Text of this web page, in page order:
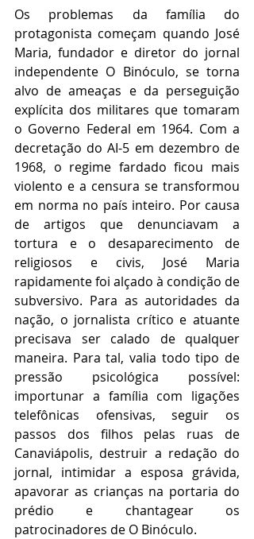
Os problemas da família do
protagonista começam quando José
Maria, fundador e diretor do jornal
independente O Binóculo, se torna
alvo de ameaças e da perseguição
explícita dos militares que tomaram
o Governo Federal em 1964. Com a
decretação do AI-5 em dezembro de
1968, o regime fardado ficou mais
violento e a censura se transformou
em norma no país inteiro. Por causa
de artigos que denunciavam a
tortura e o desaparecimento de
religiosos e civis, José Maria
rapidamente foi alçado à condição de
subversivo. Para as autoridades da
nação, o jornalista crítico e atuante
precisava ser calado de qualquer
maneira. Para tal, valia todo tipo de
pressão psicológica possível:
importunar a família com ligações
telefônicas ofensivas, seguir os
passos dos filhos pelas ruas de
Canaviápolis, destruir a redação do
jornal, intimidar a esposa grávida,
apavorar as crianças na portaria do
prédio e chantagear os
patrocinadores de O Binóculo.